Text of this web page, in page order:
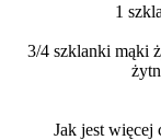
1
3/4 szklanki mąki
Jak jest więcej